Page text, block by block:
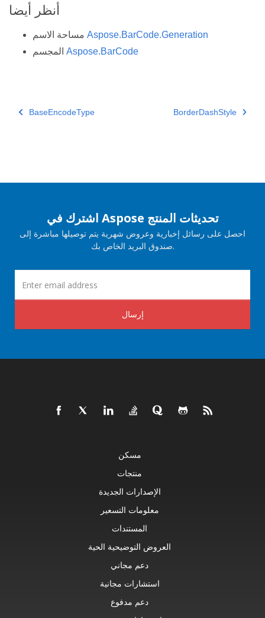
أنظر أيضا
Aspose.BarCode.Generation
Aspose.BarCode
BaseEncodeType BorderDashStyle
اشترك في Aspose تحديثات المنتج
احصل على رسائل إخبارية وعروض شهرية يتم توصيلها مباشرة إلى
صندوق البريد الخاص بك.
إرسال
مسكن
منتجات
الإصدارات الجديدة
معلومات التسعير
المستندات
العروض التوضيحية الحية
دعم مجاني
استشارات مجانية
دعم مدفوع